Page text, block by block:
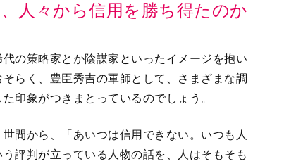
人々から信用を勝ち得たのか
の策略家とか陰謀家といったイメージを抱い
らく、豊臣秀吉の軍師として、さまざまな調
印象がつきまとっているのでしょう。
間から、「あいつは信用できない。いつも人
評判が立っている人物の話を、人はそもそも